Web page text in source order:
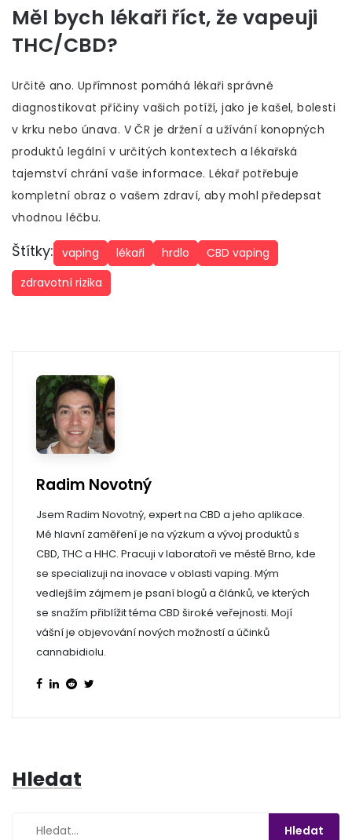
Měl bych lékaři říct, že vapeuji
THC/CBD?
Určitě ano. Upřímnost pomáhá lékaři správně
diagnostikovat příčiny vašich potíží, jako je kašel, bolesti
v krku nebo únava. V ČR je držení a užívání konopných
produktů legální v určitých kontextech a lékařská
tajemství chrání vaše informace. Lékař potřebuje
kompletní obraz o vašem zdraví, aby mohl předepsat
vhodnou léčbu.
Štítky: vaping lékaři hrdlo
CBD vaping
zdravotní rizika
Radim Novotný
Jsem Radim Novotný, expert na CBD a jeho aplikace.
Mé hlavní zaměření je na výzkum a vývoj produktů s
CBD, THC a HHC. Pracuji v laboratoři ve městě Brno, kde
se specializuji na inovace v oblasti vaping. Mým
vedlejším zájmem je psaní blogů a článků, ve kterých
se snažím přiblížit téma CBD široké veřejnosti. Mojí
vášní je objevování nových možností a účinků
cannabidiolu.
Hledat